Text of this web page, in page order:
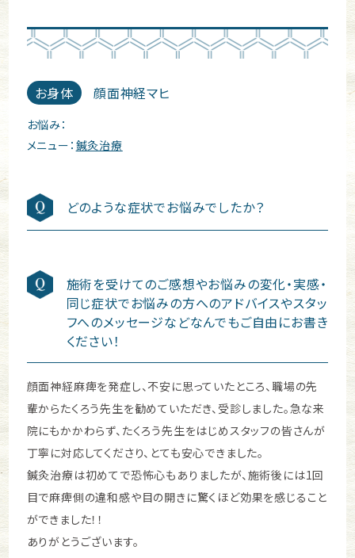
お身体 顔面神経マヒ
お悩み：
メニュー： 鍼灸治療
どのような症状でお悩みでしたか？
施術を受けてのご感想やお悩みの変化・実感・
同じ症状でお悩みの方へのアドバイスやスタッ
フへのメッセージなどなんでもご自由にお書き
ください！
顔面神経麻痺を発症し、不安に思っていたところ、職場の先
輩からたくろう先生を勧めていただき、受診しました。急な来
院にもかかわらず、たくろう先生をはじめスタッフの皆さんが
丁寧に対応してくださり、とても安心できました。
鍼灸治療は初めてで恐怖心もありましたが、施術後には1回
目で麻痺側の違和感や目の開きに驚くほど効果を感じること
ができました！！
ありがとうございます。